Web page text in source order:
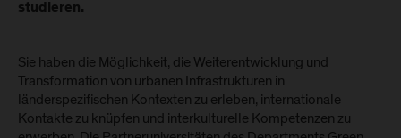
studieren.
Sie haben die Möglichkeit, die Weiterentwicklung und
Transformation von urbanen Infrastrukturen in
länderspezifischen Kontexten zu erleben, internationale
Kontakte zu knüpfen und interkulturelle Kompetenzen zu